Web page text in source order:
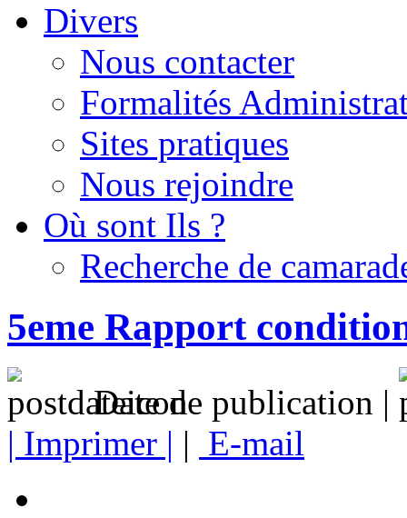
Divers
Nous contacter
Formalités
Sites pratiques
Nous rejoindre
Où sont Ils ?
Recherche de
5eme Rapport
Date de publication |
| Imprimer | | E-mail